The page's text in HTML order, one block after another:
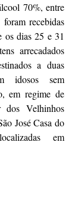
70%, entre
recebidas
os dias 25 e 31
arrecadados
a duas
idosos sem
em regime de
dos Velhinhos
José Casa do
em